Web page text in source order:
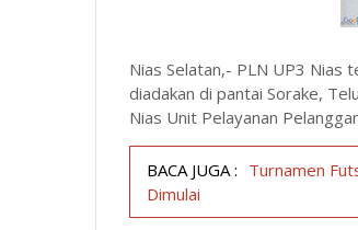
Nias Selatan,- PLN UP3 Nias
diadakan di pantai Sorake,
Nias Unit Pelayanan
BACA JUGA : Turnamen
Dimulai